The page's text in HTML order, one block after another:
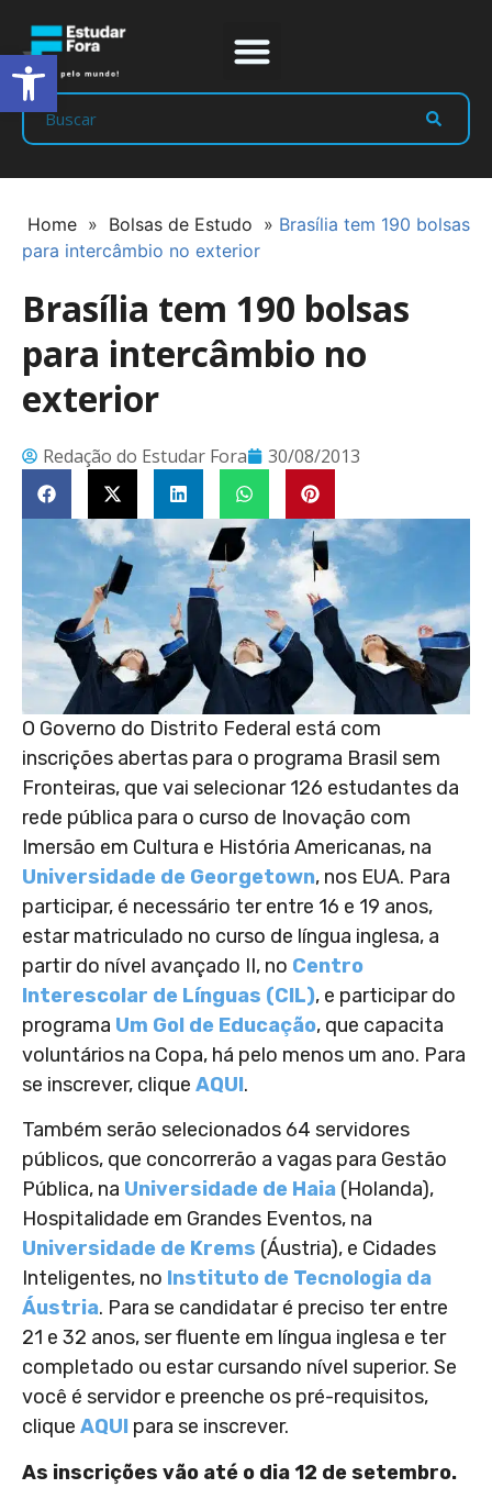
Home » Bolsas de Estudo » Brasília tem 190 bolsas
para intercâmbio no exterior
Brasília tem 190 bolsas
para intercâmbio no
exterior
Redação do Estudar Fora 30/08/2013
O Governo do Distrito Federal está com
inscrições abertas para o programa Brasil sem
Fronteiras, que vai selecionar 126 estudantes da
rede pública para o curso de Inovação com
Imersão em Cultura e História Americanas, na
Universidade de Georgetown, nos EUA. Para
participar, é necessário ter entre 16 e 19 anos,
estar matriculado no curso de língua inglesa, a
partir do nível avançado II, no Centro
Interescolar de Línguas (CIL), e participar do
programa Um Gol de Educação, que capacita
voluntários na Copa, há pelo menos um ano. Para
se inscrever, clique AQUI.
Também serão selecionados 64 servidores
públicos, que concorrerão a vagas para Gestão
Pública, na Universidade de Haia (Holanda),
Hospitalidade em Grandes Eventos, na
Universidade de Krems (Áustria), e Cidades
Inteligentes, no Instituto de Tecnologia da
Áustria. Para se candidatar é preciso ter entre
21 e 32 anos, ser fluente em língua inglesa e ter
completado ou estar cursando nível superior. Se
você é servidor e preenche os pré-requisitos,
clique AQUI para se inscrever.
As inscrições vão até o dia 12 de setembro.
Abrir a barra de ferramentas